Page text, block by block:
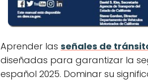
Aprender las señales de
diseñadas para garantizar la
español 2025. Dominar su